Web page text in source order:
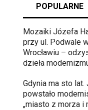
POPULARNE
Mozaiki Józefa
przy ul. Podwale
Wrocławiu –
dzieła
Gdynia ma sto lat.
powstało
„miasto z morza i